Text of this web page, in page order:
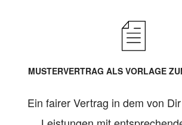
MUSTERVERTRAG ALS VORLAGE
Ein fairer Vertrag in dem von